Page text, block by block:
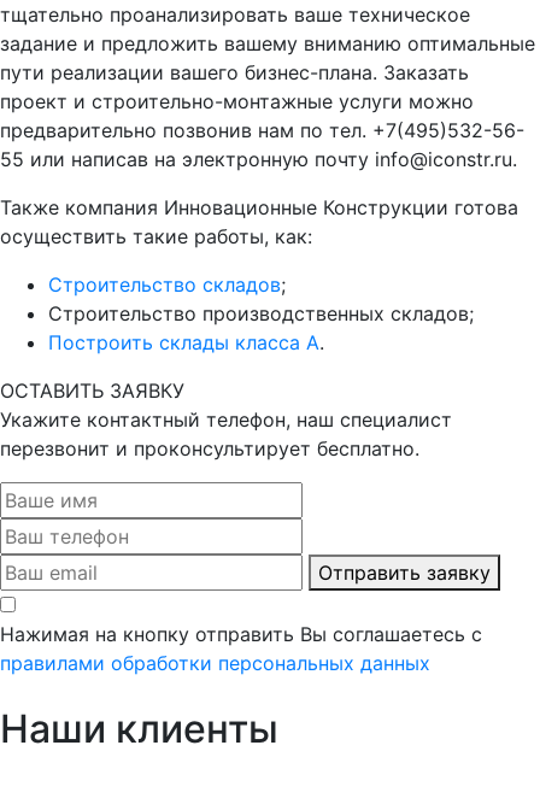
тщательно проанализировать ваше техническое
задание и предложить вашему вниманию оптимальные
пути реализации вашего бизнес-плана. Заказать
проект и строительно-монтажные услуги можно
предварительно позвонив нам по тел. +7(495)532-56-
55 или написав на электронную почту info@iconstr.ru.
Также компания Инновационные Конструкции готова
осуществить такие работы, как:
Строительство складов;
Строительство производственных складов;
Построить склады класса А.
ОСТАВИТЬ ЗАЯВКУ
Укажите контактный телефон, наш специалист
перезвонит и проконсультирует бесплатно.
Отправить заявку
Нажимая на кнопку отправить Вы соглашаетесь с
правилами обработки персональных данных
Наши клиенты